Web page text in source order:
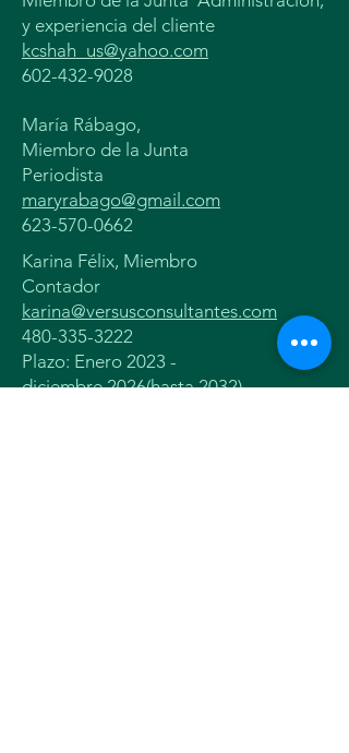
y experiencia del cliente
kcshah_us@yahoo.com
602-432-9028
María Rábago,
Miembro de la Junta
Periodista
maryrabago@gmail.com
623-570-0662
Karina Félix, Miembro
Contador
karina@versusconsultantes.com
480-335-3222
Plazo: Enero 2023 -
diciembre 2026(hasta 2032)